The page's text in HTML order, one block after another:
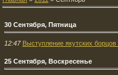
30 Сентября, Пятница
12:47 Выступление якутских
25 Сентября, Воскресенье